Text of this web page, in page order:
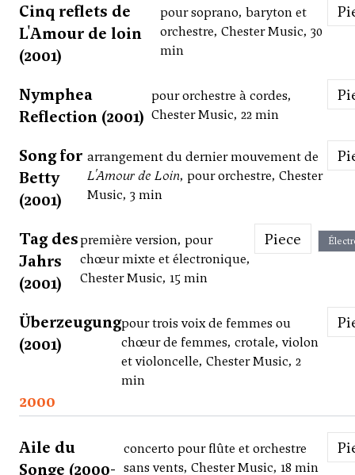
Cinq reflets de
L'Amour de loin
(2001)
pour soprano, baryton et
orchestre, Chester Music, 30
min
Nymphea
Reflection (2001)
pour orchestre à cordes,
Chester Music, 22 min
Song for
Betty
(2001)
arrangement du dernier mouvement de
L'Amour de Loin, pour orchestre, Chester
Music, 3 min
Tag des
Jahrs
(2001)
première version, pour
chœur mixte et électronique,
Chester Music, 15 min
Piece
Überzeugung
(2001)
pour trois voix de femmes ou
chœur de femmes, crotale, violon
et violoncelle, Chester Music, 2
min
2000
Aile du
Songe (2000-
concerto pour flûte et orchestre
sans vents, Chester Music, 18 min